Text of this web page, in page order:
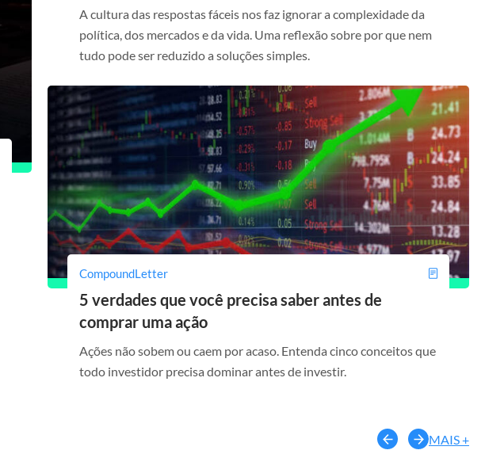
A cultura das respostas fáceis nos faz ignorar a complexidade da
política, dos mercados e da vida. Uma reflexão sobre por que nem
tudo pode ser reduzido a soluções simples.
CompoundLetter
5 verdades que você precisa saber antes de
comprar uma ação
Ações não sobem ou caem por acaso. Entenda cinco conceitos que
todo investidor precisa dominar antes de investir.
MAIS +